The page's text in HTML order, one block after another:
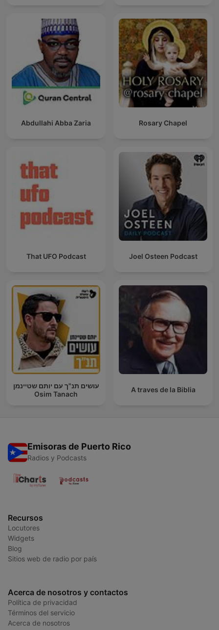
Abdullahi Abba Zaria Rosary Chapel
That UFO Podcast Joel Osteen Podcast
עושים תנ"ך עם יותם שטיינמן
Osim Tanach
A traves de la Biblia
Emisoras de Puerto Rico
Radios y Podcasts
Recursos
Locutores
Widgets
Blog
Sitios web de radio por país
Acerca de nosotros y contactos
Política de privacidad
Términos del servicio
Acerca de nosotros